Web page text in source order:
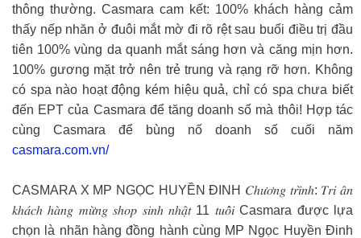
thông thường. Casmara cam kết: 100% khách hàng cảm
thấy nếp nhăn ở đuôi mắt mờ đi rõ rệt sau buổi điều trị đầu
tiên 100% vùng da quanh mắt sáng hơn và căng mịn hơn.
100% gương mặt trở nên trẻ trung và rạng rỡ hơn. Không
có spa nào hoạt động kém hiệu quả, chỉ có spa chưa biết
đến EPT của Casmara để tăng doanh số mà thôi! Hợp tác
cùng Casmara để bùng nố doanh số cuối năm
casmara.com.vn/
CASMARA X MP NGỌC HUYỀN ĐINH 𝐶ℎ𝑢̛𝑜̛𝑛𝑔 𝑡𝑟𝑖̀𝑛ℎ: 𝑇𝑟𝑖 𝑎̂𝑛
𝑘ℎ𝑎́𝑐ℎ ℎ𝑎̀𝑛𝑔 𝑚𝑢̛̀𝑛𝑔 𝑠ℎ𝑜𝑝 𝑠𝑖𝑛ℎ 𝑛ℎ𝑎̣̂𝑡 11 𝑡𝑢𝑜̂̉𝑖 Casmara được lựa
chọn là nhãn hàng đồng hành cùng MP Ngọc Huyền Đinh